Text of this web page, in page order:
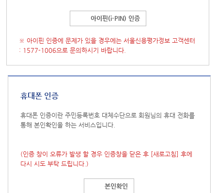
아이핀(i-PIN) 인증
※ 아이핀 인증에 문제가 있을 경우에는 서울신용평가정보 고객센터
: 1577-1006으로 문의하시기 바랍니다.
휴대폰 인증
휴대폰 인증이란 주민등록번호 대체수단으로 회원님의 휴대 전화를
통해 본인확인을 하는 서비스입니다.
(인증 창이 오류가 발생 할 경우 인증창을 닫은 후 [새로고침] 후에
다시 시도 부탁 드립니다.)
본인확인